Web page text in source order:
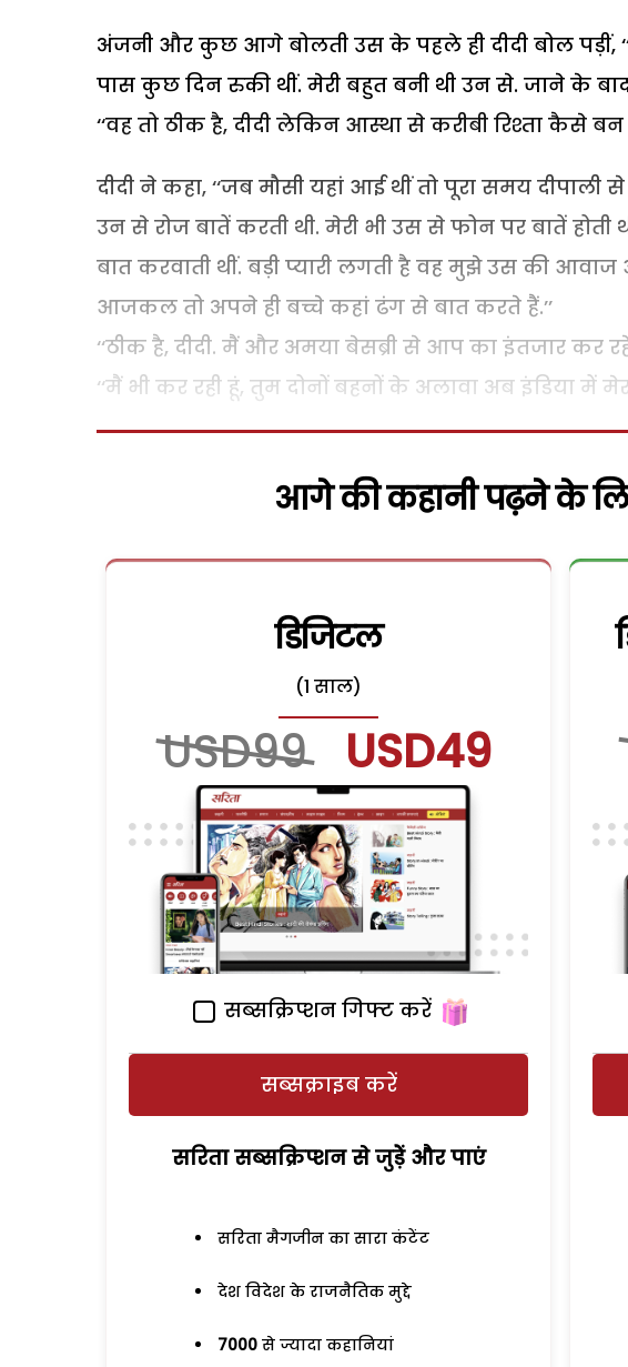
अंजनी और कुछ आगे बोलती उस के पहले ही दीदी बोल पड़ीं,
पास कुछ दिन रुकी थीं. मेरी बहुत बनी थी उन से. जाने के बाद
‘‘वह तो ठीक है, दीदी लेकिन आस्था से करीबी रिश्ता कैसे बन
दीदी ने कहा, ‘‘जब मौसी यहां आई थीं तो पूरा समय दीपाली
उन से रोज बातें करती थी. मेरी भी उस से फोन पर बातें
बात करवाती थीं. बड़ी प्यारी लगती है वह मुझे उस की
आजकल तो अपने ही बच्चे कहां ढंग से बात करते हैं.’’
‘‘ठीक है, दीदी. मैं और अमया बेसब्री से आप का इंतजार कर
‘‘मैं भी कर रही हूं, तुम दोनों बहनों के अलावा अब इंडिया में
आगे की कहानी पढ़ने के
डिजिटल
(1 साल)
USD99 USD49
सब्सक्रिप्शन गिफ्ट करें
सब्सक्राइब करें
सरिता सब्सक्रिप्शन से जुड़ेें और पाएं
सरिता मैगजीन का सारा कंटेंट
देश विदेश के राजनैतिक मुद्दे
7000 से ज्यादा कहानियां